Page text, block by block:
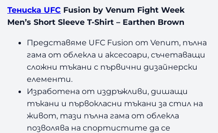
Тениска UFC Fusion by Venum Fight Week
Men’s Short Sleeve T-Shirt – Earthen Brown
Представяме UFC Fusion от Venum, пълна
гама от облекла и аксесоари, съчетаващи
сложни тъкани с първични дизайнерски
елементи.
Изработена от издръжливи, дишащи
тъкани и първокласни тъкани за стил на
живот, тази пълна гама от облекла
позволява на спортистите да се